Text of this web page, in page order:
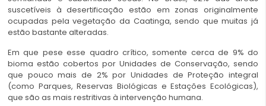
suscetíveis à desertificação estão em zonas originalmente
ocupadas pela vegetação da Caatinga, sendo que muitas já
estão bastante alteradas.
Em que pese esse quadro crítico, somente cerca de 9% do
bioma estão cobertos por Unidades de Conservação, sendo
que pouco mais de 2% por Unidades de Proteção integral
(como Parques, Reservas Biológicas e Estações Ecológicas),
que são as mais restritivas à intervenção humana.